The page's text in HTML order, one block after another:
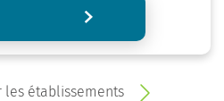
les établissements